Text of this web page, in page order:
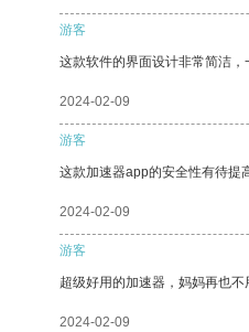
游客
这款软件的界面设计非常简洁，
2024-02-09
游客
这款加速器app的安全性有待提
2024-02-09
游客
超级好用的加速器，妈妈再也不
2024-02-09